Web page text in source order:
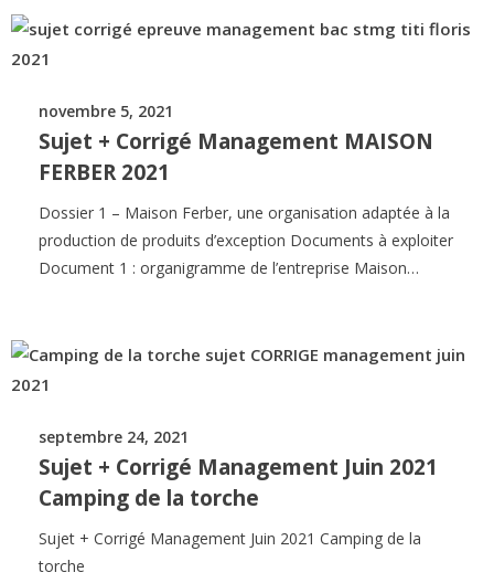
novembre 5, 2021
Sujet + Corrigé Management MAISON
FERBER 2021
Dossier 1 – Maison Ferber, une organisation adaptée à la
production de produits d’exception Documents à exploiter
Document 1 : organigramme de l’entreprise Maison…
septembre 24, 2021
Sujet + Corrigé Management Juin 2021
Camping de la torche
Sujet + Corrigé Management Juin 2021 Camping de la
torche